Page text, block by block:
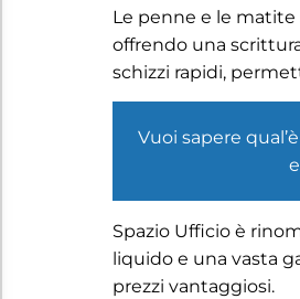
Le penne e le
offrendo una
schizzi rapidi,
Vuoi sapere
Spazio Ufficio è
liquido e una vasta
prezzi vantaggiosi.